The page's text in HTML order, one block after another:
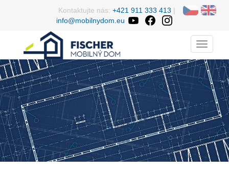
Kontaktujte nás: +421 911 333 413 |
info@mobilnydom.eu
Menu